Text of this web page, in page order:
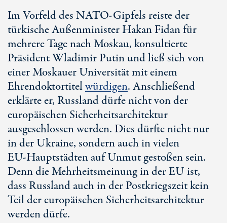
Im Vorfeld des NATO-Gipfels reiste der
türkische Außenminister Hakan Fidan für
mehrere Tage nach Moskau, konsultierte
Präsident Wladimir Putin und ließ sich von
einer Moskauer Universität mit einem
Ehrendoktortitelwürdigen. Anschließend
erklärte er, Russland dürfe nicht von der
europäischen Sicherheitsarchitektur
ausgeschlossen werden. Dies dürfte nicht nur
in der Ukraine, sondern auch in vielen
EU-Hauptstädten auf Unmut gestoßen sein.
Denn die Mehrheitsmeinung in der EU ist,
dass Russland auch in der Postkriegszeit kein
Teil der europäischen Sicherheitsarchitektur
werden dürfe.